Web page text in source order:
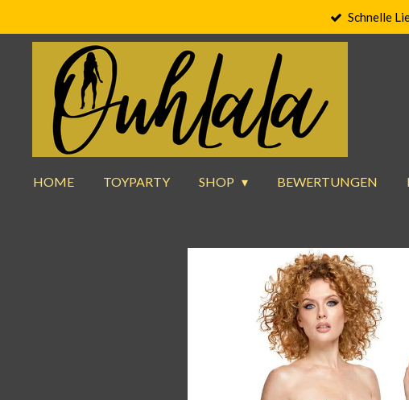
Hauptinhalt
Schnelle
HOME TOYPARTY SHOP BEWERTUNGEN